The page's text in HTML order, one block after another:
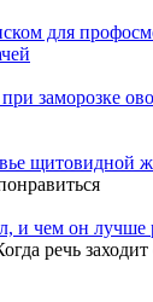
для
заморозке
щитовидной
и чем он лучше
речь